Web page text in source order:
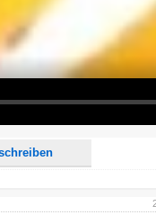
Deinem Kommentar entfernt.
oder "http://" in URLs
Kommentare erscheinen.